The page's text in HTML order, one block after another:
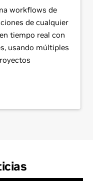
workflows de
de cualquier
tiempo real con
usando múltiples